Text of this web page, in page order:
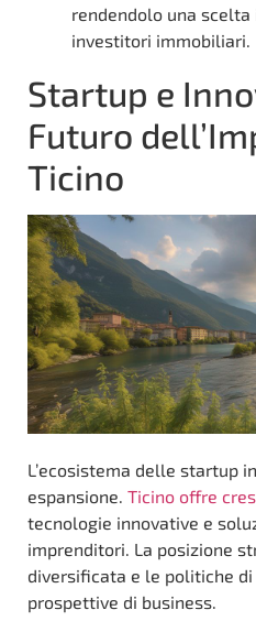
rendendolo una
investitori immobiliari.
Startup e
Futuro
Ticino
L’ecosistema delle startup
espansione. Ticino offre
tecnologie innovative e
imprenditori. La posizione
diversificata e le politiche
prospettive di business.